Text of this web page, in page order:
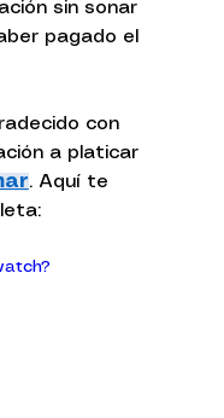
sin sonar
pagado el
con
a platicar
. Aquí te